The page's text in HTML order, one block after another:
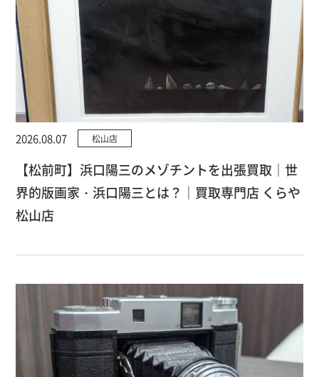
2026.08.07 松山店
【松前町】浜口陽三のメゾチントを出張買取｜世
界的版画家・浜口陽三とは？｜買取専門店 くらや
松山店